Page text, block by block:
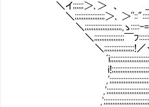
＼イ;;;;;;＞､＞ 、 ＿ イ
＼;;;;;;;;;;;;;;;;;＞､ ＞
＼;;;;;;;;;;;;;;;;;;;;;,ゝ:::::-=
＼;;;;;;;;;;;;;;;;;￣ﾌ
＼;;;;;;;;;;;;;;;;;!／ヽ,::::,.
ﾞ